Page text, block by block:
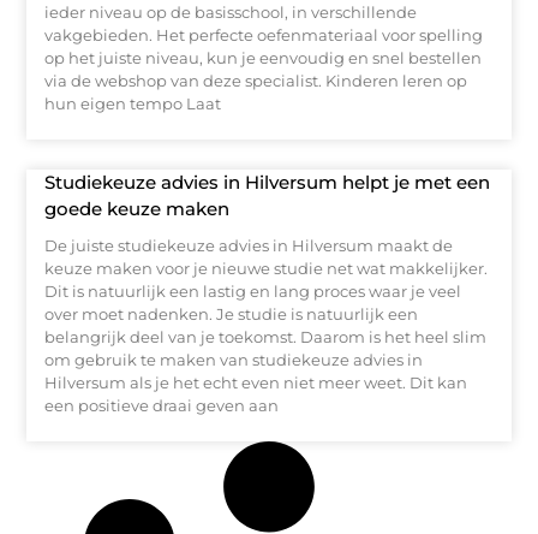
ieder niveau op de basisschool, in verschillende
vakgebieden. Het perfecte oefenmateriaal voor spelling
op het juiste niveau, kun je eenvoudig en snel bestellen
via de webshop van deze specialist. Kinderen leren op
hun eigen tempo Laat
Studiekeuze advies in Hilversum helpt je met een
goede keuze maken
De juiste studiekeuze advies in Hilversum maakt de
keuze maken voor je nieuwe studie net wat makkelijker.
Dit is natuurlijk een lastig en lang proces waar je veel
over moet nadenken. Je studie is natuurlijk een
belangrijk deel van je toekomst. Daarom is het heel slim
om gebruik te maken van studiekeuze advies in
Hilversum als je het echt even niet meer weet. Dit kan
een positieve draai geven aan